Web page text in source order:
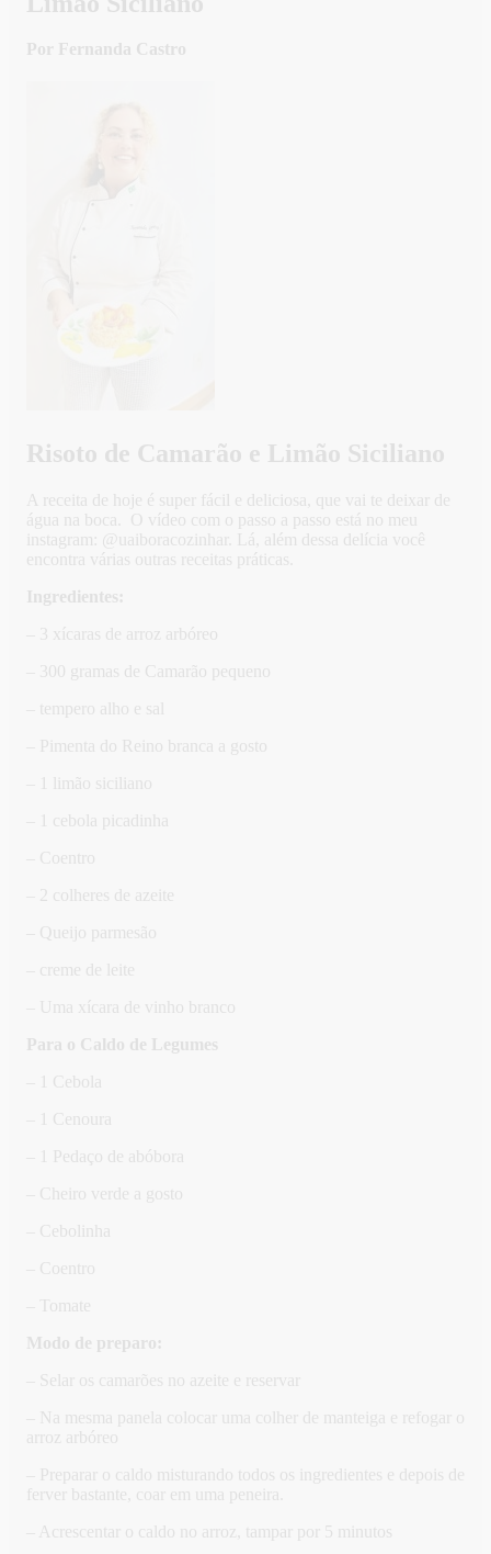
Por Fernanda Castro
Risoto de Camarão e Limão Siciliano
A receita de hoje é super fácil e deliciosa, que vai te deixar de
água na boca. O vídeo com o passo a passo está no meu
instagram: @uaiboracozinhar. Lá, além dessa delícia você
encontra várias outras receitas práticas.
Ingredientes:
– 3 xícaras de arroz arbóreo
– 300 gramas de Camarão pequeno
– tempero alho e sal
– Pimenta do Reino branca a gosto
– 1 limão siciliano
– 1 cebola picadinha
– Coentro
– 2 colheres de azeite
– Queijo parmesão
– creme de leite
– Uma xícara de vinho branco
Para o Caldo de Legumes
– 1 Cebola
– 1 Cenoura
– 1 Pedaço de abóbora
– Cheiro verde a gosto
– Cebolinha
– Coentro
– Tomate
Modo de preparo:
– Selar os camarões no azeite e reservar
– Na mesma panela colocar uma colher de manteiga e refogar o
arroz arbóreo
– Preparar o caldo misturando todos os ingredientes e depois de
ferver bastante, coar em uma peneira.
– Acrescentar o caldo no arroz, tampar por 5 minutos